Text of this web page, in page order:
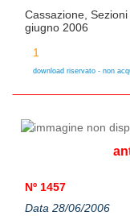
Cassazione,
giugno 2006
download riservato - non
Nº 1457
Data 28/06/2006